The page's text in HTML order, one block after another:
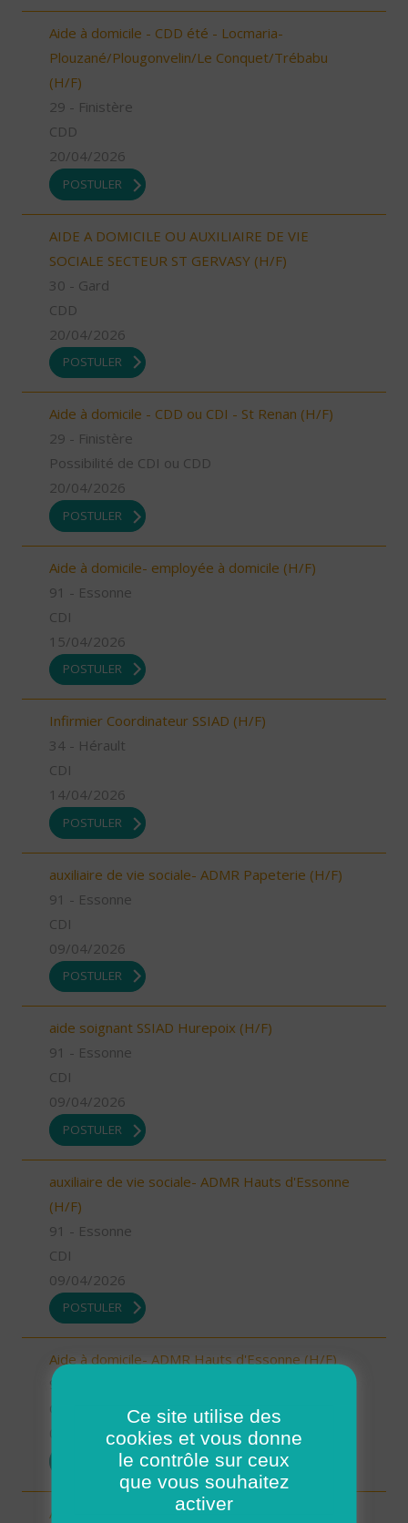
Aide à domicile - CDD été - Locmaria-
Plouzané/Plougonvelin/Le Conquet/Trébabu
(H/F)
29 - Finistère
CDD
20/04/2026
POSTULER
AIDE A DOMICILE OU AUXILIAIRE DE VIE
SOCIALE SECTEUR ST GERVASY (H/F)
30 - Gard
CDD
20/04/2026
POSTULER
Aide à domicile - CDD ou CDI - St Renan (H/F)
29 - Finistère
Possibilité de CDI ou CDD
20/04/2026
POSTULER
Aide à domicile- employée à domicile (H/F)
91 - Essonne
CDI
15/04/2026
POSTULER
Infirmier Coordinateur SSIAD (H/F)
34 - Hérault
CDI
14/04/2026
POSTULER
auxiliaire de vie sociale- ADMR Papeterie (H/F)
91 - Essonne
CDI
09/04/2026
POSTULER
aide soignant SSIAD Hurepoix (H/F)
91 - Essonne
CDI
09/04/2026
POSTULER
auxiliaire de vie sociale- ADMR Hauts d'Essonne
(H/F)
91 - Essonne
CDI
09/04/2026
POSTULER
Aide à domicile- ADMR Hauts d'Essonne (H/F)
91 - Essonne
09/04/2026
Aide à domicile - ADMR du Canton de Limours
Ce site utilise des
cookies et vous donne
le contrôle sur ceux
que vous souhaitez
activer